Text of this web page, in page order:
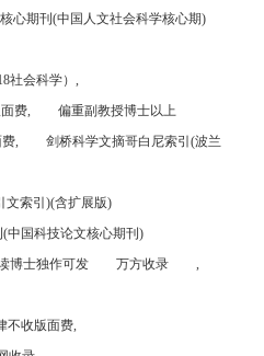
心期刊(中国人文社会科学核心期)
社会科学）,
费,
偏重副教授博士以上
,
剑桥科学文摘哥白尼索引(波兰
文索引)(含扩展版)
中国科技论文核心期刊)
博士独作可发 万方收录
,
不收版面费,